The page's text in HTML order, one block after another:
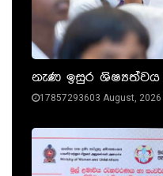
නැණ ඉසුර ශිෂ්‍යත්වය
17857293603 August, 2026